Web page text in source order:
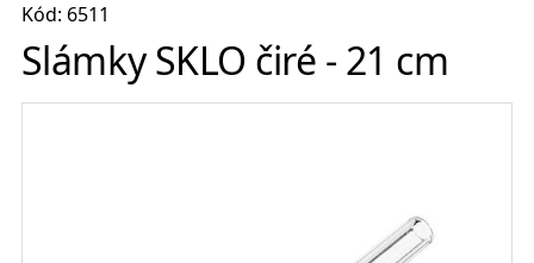
Kód: 6511
Slámky SKLO čiré - 21 cm